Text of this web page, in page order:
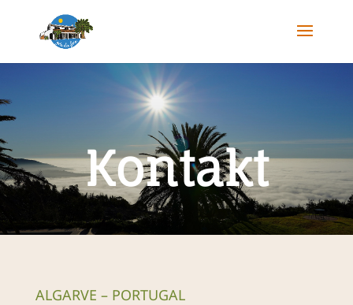
Kontakt
ALGARVE – PORTUGAL